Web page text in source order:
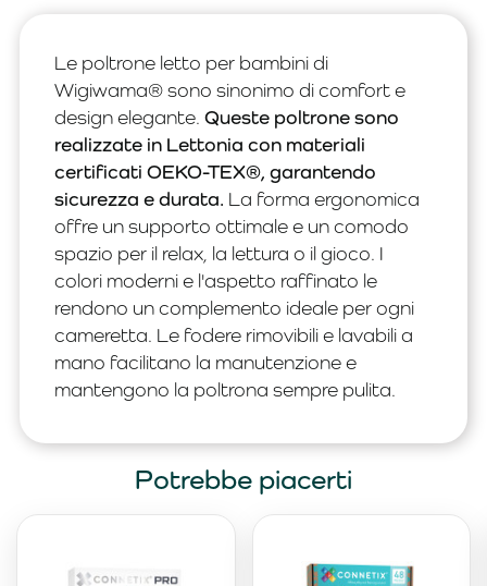
Le poltrone letto per bambini di
Wigiwama® sono sinonimo di comfort e
design elegante. Queste poltrone sono
realizzate in Lettonia con materiali
certificati OEKO-TEX®, garantendo
sicurezza e durata. La forma ergonomica
offre un supporto ottimale e un comodo
spazio per il relax, la lettura o il gioco. I
colori moderni e l'aspetto raffinato le
rendono un complemento ideale per ogni
cameretta. Le fodere rimovibili e lavabili a
mano facilitano la manutenzione e
mantengono la poltrona sempre pulita.
Potrebbe piacerti